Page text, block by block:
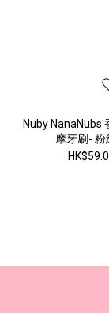
Nuby NanaNubs
摩牙刷- 粉